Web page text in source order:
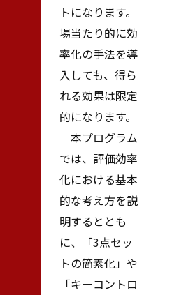
トになります。
場当たり的に効
率化の手法を導
入しても、得ら
れる効果は限定
的になります。
本プログラム
では、評価効率
化における基本
的な考え方を説
明するととも
に、「3点セッ
トの簡素化」や
「キーコントロ